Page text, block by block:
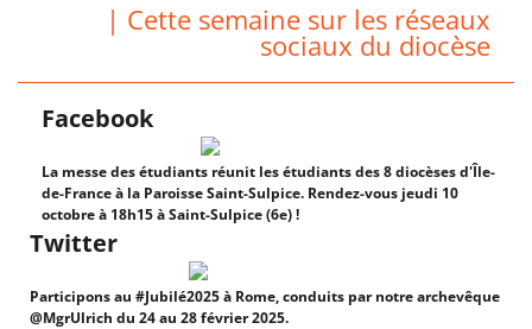
| Cette semaine sur les réseaux
sociaux du diocèse
Facebook
La messe des étudiants réunit les étudiants des 8 diocèses d'Île-
de-France à la Paroisse Saint-Sulpice. Rendez-vous jeudi 10
octobre à 18h15 à Saint-Sulpice (6e) !
Twitter
Participons au #Jubilé2025 à Rome, conduits par notre archevêque
@MgrUlrich du 24 au 28 février 2025.